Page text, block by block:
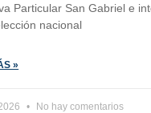
Particular San Gabriel e
nacional
»
No hay comentarios